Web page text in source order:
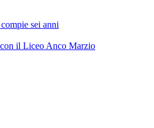
sei anni
il Liceo Anco Marzio